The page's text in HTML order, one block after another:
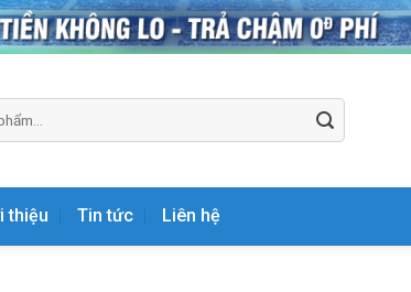
thiệu Tin tức Liên hệ